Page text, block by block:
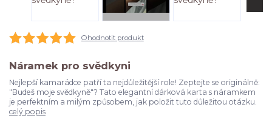
Ohodnotit produkt
Náramek pro svědkyni
Nejlepší kamarádce patří ta nejdůležitější role! Zeptejte se originálně:
"Budeš moje svědkyně"? Tato elegantní dárková karta s náramkem
je perfektním a milým způsobem, jak položit tuto důležitou otázku.
celý popis